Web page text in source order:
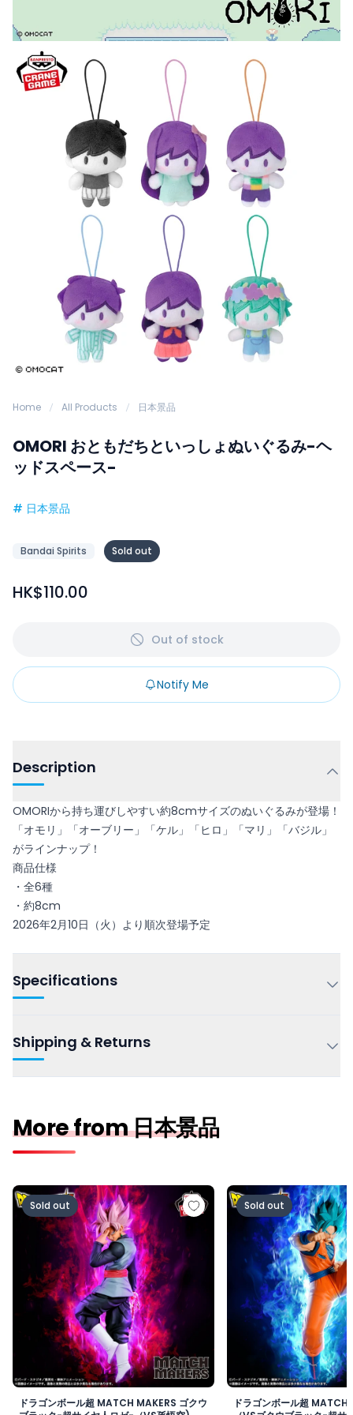
Home All Products 日本景品
OMORI おともだちといっしょぬいぐるみ-ヘ
ッドスペース-
# 日本景品
Bandai Spirits Sold out
HK$110.00
Out of stock
Notify Me
Description
OMORIから持ち運びしやすい約8cmサイズのぬいぐるみが登場！
「オモリ」「オーブリー」「ケル」「ヒロ」「マリ」「バジル」
がラインナップ！
商品仕様
・全6種
・約8cm
2026年2月10日（火）より順次登場予定
Specifications
Shipping & Returns
More from 日本景品
ドラゴンボール超 MATCH MAKERS ゴクウブラック-超サ
Sold out
ドラゴンボール超 MATCH MAKERS ゴクウ
ドラゴンボール超
Sold out
ドラゴンボール超 MATCH